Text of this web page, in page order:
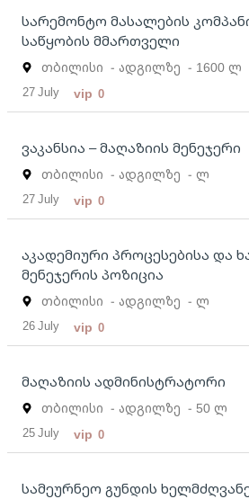
სარემონტო მასალების
საწყობის მმართველი
თბილისი - ადგილზე - 1600 ლ
27 July vip 0
ვაკანსია – მაღაზიის მენეჯერი
თბილისი - ადგილზე - ლ
27 July vip 0
აკადემიური პროცესებისა და
მენეჯერის პოზიცია
თბილისი - ადგილზე - ლ
26 July vip 0
მაღაზიის ადმინისტრატორი
თბილისი - ადგილზე - 50 ლ
25 July vip 0
სამეურნეო გუნდის